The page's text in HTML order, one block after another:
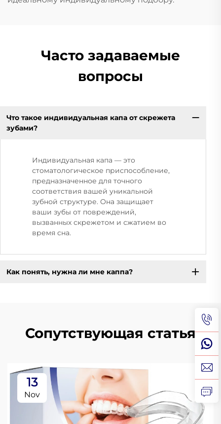
Часто задаваемые
вопросы
Что такое индивидуальная капа от скрежета
зубами?
Индивидуальная капа — это
стоматологическое приспособление,
предназначенное для точного
соответствия вашей уникальной
зубной структуре. Она защищает
ваши зубы от повреждений,
вызванных скрежетом и сжатием во
время сна.
Как понять, нужна ли мне каппа?
Сопутствующая статья
13
Nov